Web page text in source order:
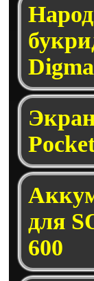
для
600